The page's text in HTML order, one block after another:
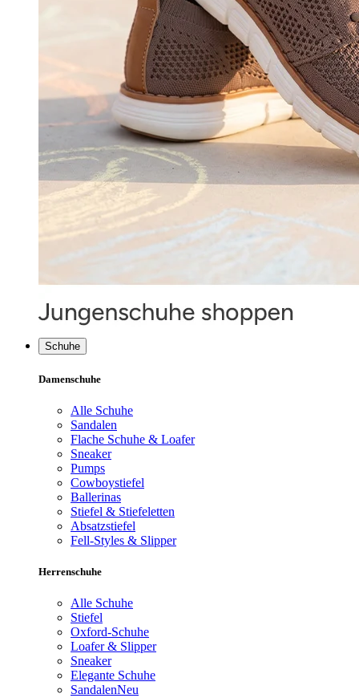
Schuhe
Damenschuhe
Alle Schuhe
Sandalen
Flache Schuhe & Loafer
Sneaker
Pumps
Cowboystiefel
Ballerinas
Stiefel & Stiefeletten
Absatzstiefel
Fell-Styles & Slipper
Herrenschuhe
Alle Schuhe
Stiefel
Oxford-Schuhe
Loafer & Slipper
Sneaker
Elegante Schuhe
SandalenNeu